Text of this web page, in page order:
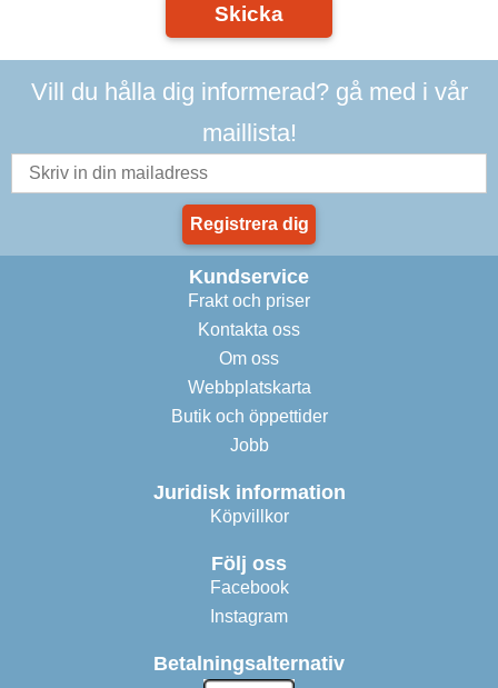
Skicka
Vill du hålla dig informerad? gå med i vår
maillista!
Registrera dig
Kundservice
Frakt och priser
Kontakta oss
Om oss
Webbplatskarta
Butik och öppettider
Jobb
Juridisk information
Köpvillkor
Följ oss
Facebook
Instagram
Betalningsalternativ